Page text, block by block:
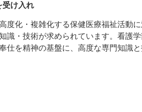
受け入れ
度化・複雑化する保健医療福祉活動
識・技術が求められています。看護
仕を精神の基盤に、高度な専門知識